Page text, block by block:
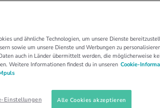
Grill mit
und ähnliche Technologien, um unsere Dienste
sowie um unsere Dienste und Werbungen zu
auch in Länder übermittelt werden, die möglicherweise
Weitere Informationen findest du in unseren Cookie-
Einstellungen Alle Cookies akzeptieren